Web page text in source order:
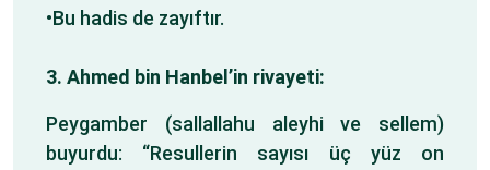
•Bu hadis de zayıftır.
3. Ahmed bin Hanbel’in rivayeti:
Peygamber (sallallahu aleyhi ve sellem)
buyurdu: “Resullerin sayısı üç yüz on